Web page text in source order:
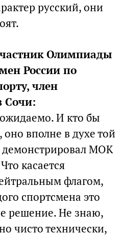
русский, они
Олимпиады
России по
член
Сочи:
И кто бы
вполне в духе той
МОК
касается
флагом,
спортсмена это
решение. Не знаю,
чисто технически,